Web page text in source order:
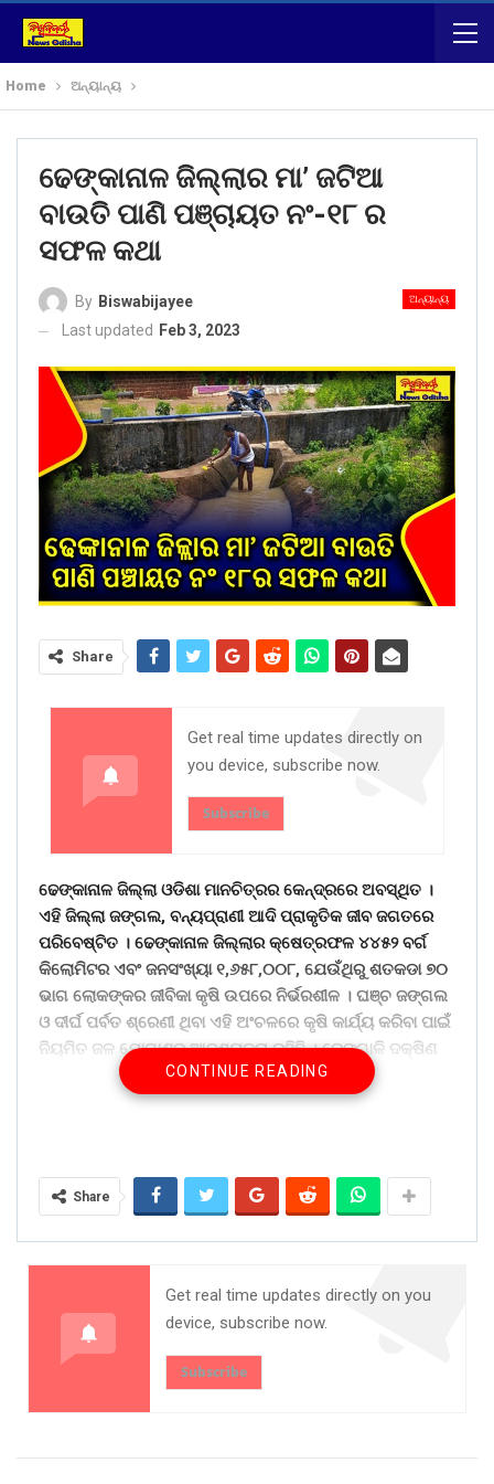
Home ଅନ୍ୟାନ୍ୟ
ଢେଙ୍କାନାଳ ଜିଲ୍ଲାର ମା’ ଜଟିଆ
ବାଉତି ପାଣି ପଞ୍ଚାୟତ ନଂ-୧୮ ର
ସଫଳ କଥା
ଅନ୍ୟାନ୍ୟ
By Biswabijayee
Last updated
Feb 3, 2023
Share
Get real time updates directly on
you device, subscribe now.
Subscribe
ଢେଙ୍କାନାଳ ଜିଲ୍ଲା ଓଡିଶା ମାନଚିତ୍ରର କେନ୍ଦ୍ରରେ ଅବସ୍ଥିତ ।
ଏହି ଜିଲ୍ଲା ଜଙ୍ଗଲ, ବନ୍ୟପ୍ରାଣୀ ଆଦି ପ୍ରାକୃତିକ ଜୀବ ଜଗତରେ
ପରିବେଷ୍ଟିତ । ଢେଙ୍କାନାଳ ଜିଲ୍ଲାର କ୍ଷେତ୍ରଫଳ ୪୪୫୨ ବର୍ଗ
କିଲୋମିଟର ଏବଂ ଜନସଂଖ୍ୟା ୧,୬୫୮,୦୦୮, ଯେଉଁଥିରୁ ଶତକଡା ୭୦
ଭାଗ ଲୋକଙ୍କର ଜୀବିକା କୃଷି ଉପରେ ନିର୍ଭରଶୀଳ । ଘଞ୍ଚ ଜଙ୍ଗଲ
ଓ ଦୀର୍ଘ ପର୍ବତ ଶ୍ରେଣୀ ଥିବା ଏହି ଅଂଚଳରେ କୃଷି କାର୍ଯ୍ୟ କରିବା ପାଇଁ
ନିୟମିତ ଜଳ ଯୋଗାଣର ଆବଶ୍ୟକତା ରହିଛି । ରେଙ୍ଗାଳି ଦକ୍ଷିଣ
ଜଳସେଚନ ପ୍ରକଳ୍ପ ସମଲ ବ୍ୟାରେଜ୍ ର ହେଡ୍ ରେଗୁଲେଟରରୁ ୯୫
କି.ମି, ଗୋନ୍ଦିଆ ବ୍ରାଂଚ୍ କେନାଲ ୪୯.୫ କି.ମି. ଏବଂ ଟେଲ୍
ଜଳସେଚିତ କରିବାର କ୍ଷମତା ରଖିଛି । ମା ଜଟିଆ ବାଉତି ପାଣି
ପଂଚାୟତ ନଂ-୧୮ ଗୋନ୍ଦିଆ ବ୍ରାଂଚ୍ କେନାଲର ଆର୍‌.ଡି ୧୫୭୦୦ ରୁ
CONTINUE READING
Share
Get real time updates directly on you
device, subscribe now.
Subscribe